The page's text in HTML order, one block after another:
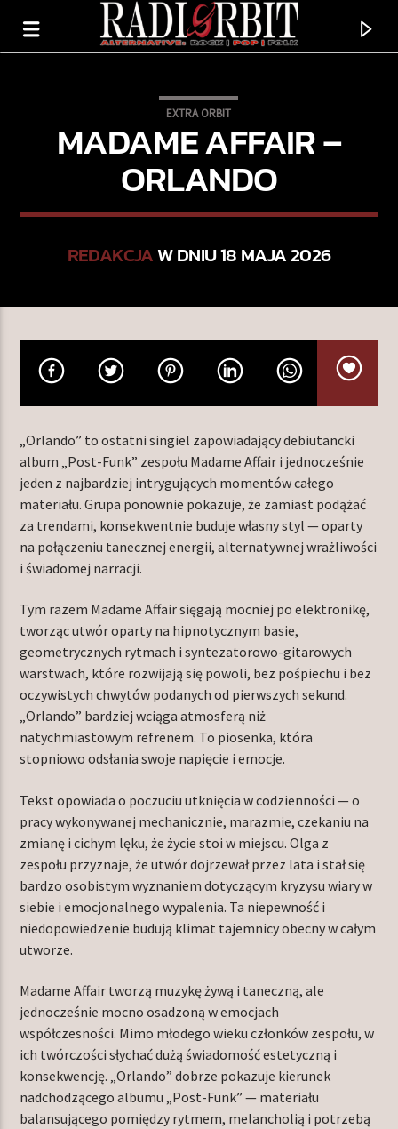
SAMOTA (CHOP SUEY MIX)
LOTUS STYLE CULT
TERAZ W RAMÓWCE
NIGHT ORBIT
00:00 06:00
NASTĘPNIE W RAMÓWCE
06:00 08:00
Radio Orbit
EXTRA ORBIT
MADAME AFFAIR –
ORLANDO
REDAKCJAW DNIU 18 MAJA 2026
„Orlando” to ostatni singiel zapowiadający debiutancki
album „Post-Funk” zespołu Madame Affair i jednocześnie
jeden z najbardziej intrygujących momentów całego
materiału. Grupa ponownie pokazuje, że zamiast podążać
za trendami, konsekwentnie buduje własny styl — oparty
na połączeniu tanecznej energii, alternatywnej wrażliwości
i świadomej narracji.
Tym razem Madame Affair sięgają mocniej po elektronikę,
tworząc utwór oparty na hipnotycznym basie,
geometrycznych rytmach i syntezatorowo-gitarowych
warstwach, które rozwijają się powoli, bez pośpiechu i bez
oczywistych chwytów podanych od pierwszych sekund.
„Orlando” bardziej wciąga atmosferą niż
natychmiastowym refrenem. To piosenka, która
stopniowo odsłania swoje napięcie i emocje.
Tekst opowiada o poczuciu utknięcia w codzienności — o
pracy wykonywanej mechanicznie, marazmie, czekaniu na
zmianę i cichym lęku, że życie stoi w miejscu. Olga z
zespołu przyznaje, że utwór dojrzewał przez lata i stał się
bardzo osobistym wyznaniem dotyczącym kryzysu wiary w
siebie i emocjonalnego wypalenia. Ta niepewność i
niedopowiedzenie budują klimat tajemnicy obecny w całym
utworze.
Madame Affair tworzą muzykę żywą i taneczną, ale
jednocześnie mocno osadzoną w emocjach
współczesności. Mimo młodego wieku członków zespołu, w
ich twórczości słychać dużą świadomość estetyczną i
konsekwencję. „Orlando” dobrze pokazuje kierunek
nadchodzącego albumu „Post-Funk” — materiału
balansującego pomiędzy rytmem, melancholią i potrzebą